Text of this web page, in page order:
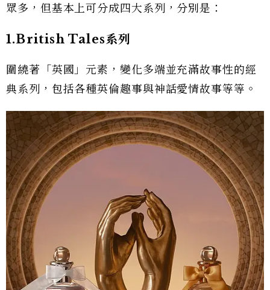
眾多，但基本上可分成四大系列，分別是：
1.British Tales系列
圍繞著「英國」元素，變化多端並充滿故事性的經
典系列，包括各種英倫趣事與神話愛情故事等等。